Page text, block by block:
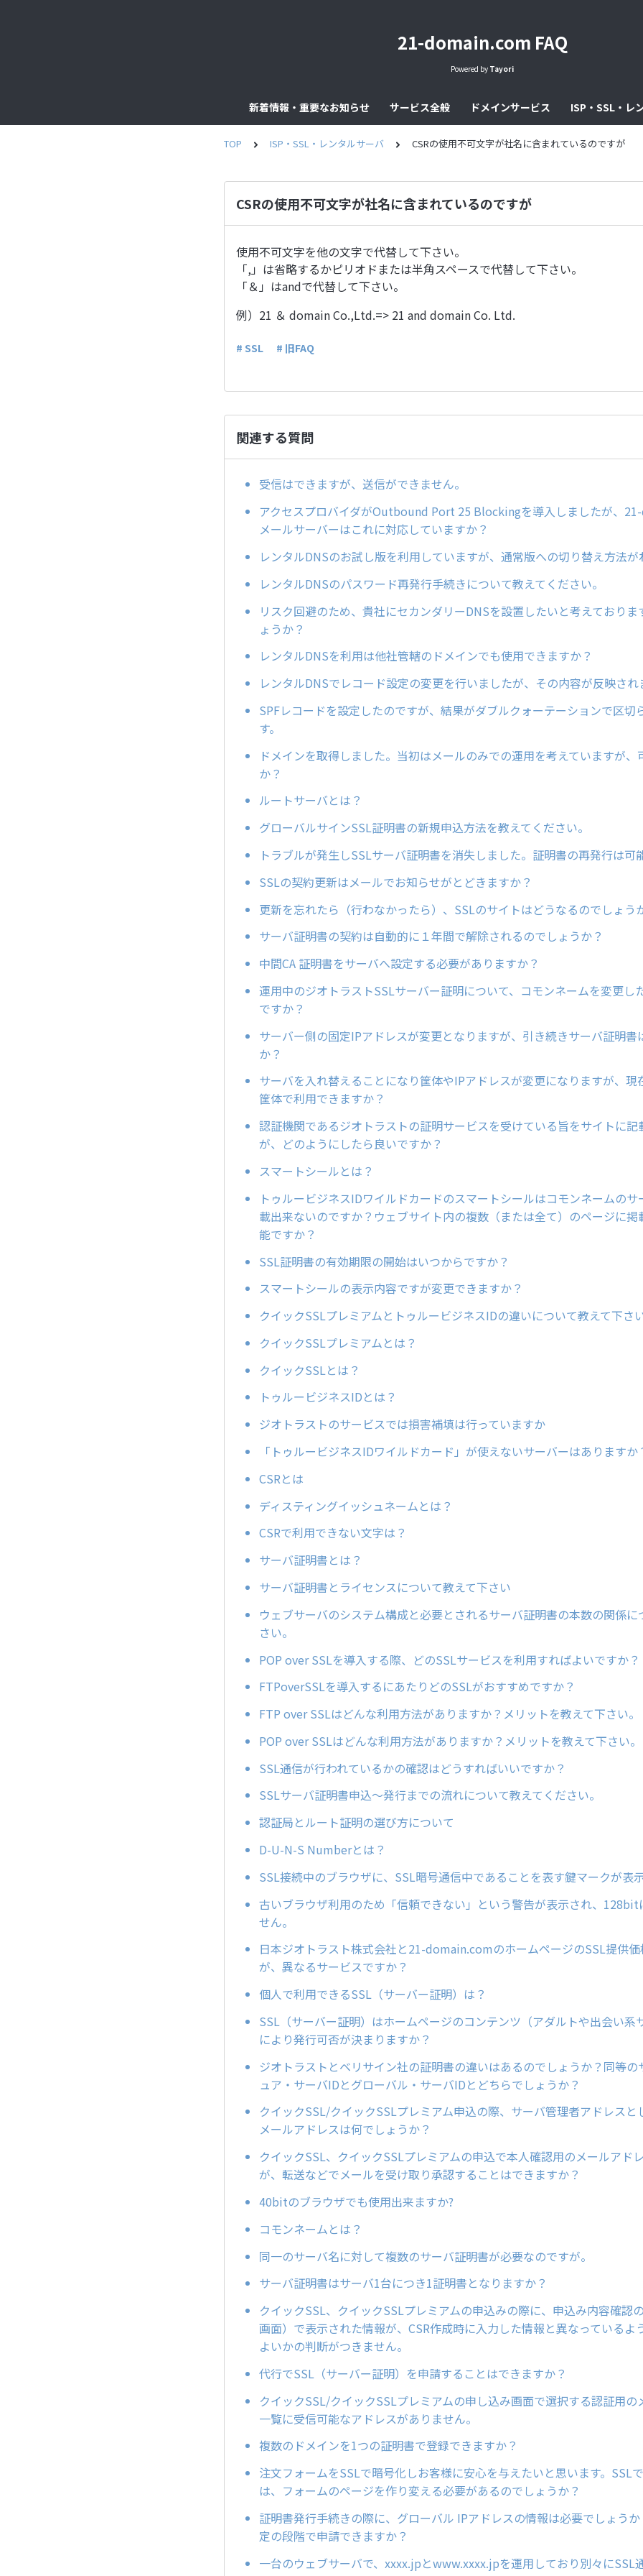
21-domain.com FAQ
Powered by Tayori
新着情報・重要なお知らせ サービス全般 ドメインサービス ISP・SSL・レ
TOP ISP・SSL・レンタルサーバ CSRの使用不可文字が社名に含まれているのですが
CSRの使用不可文字が社名に含まれているのですが
使用不可文字を他の文字で代替して下さい。
「,」は省略するかピリオドまたは半角スペースで代替して下さい。
「＆」はandで代替して下さい。
例）21 ＆ domain Co.,Ltd.=> 21 and domain Co. Ltd.
# SSL # 旧FAQ
関連する質問
受信はできますが、送信ができません。
アクセスプロバイダがOutbound Port 25 Blockingを導入しましたが、
メールサーバーはこれに対応していますか？
レンタルDNSのお試し版を利用していますが、通常版への切り替え方法
レンタルDNSのパスワード再発行手続きについて教えてください。
リスク回避のため、貴社にセカンダリーDNSを設置したいと考えており
ょうか？
レンタルDNSを利用は他社管轄のドメインでも使用できますか？
レンタルDNSでレコード設定の変更を行いましたが、その内容が反映され
SPFレコードを設定したのですが、結果がダブルクォーテーションで区切
す。
ドメインを取得しました。当初はメールのみでの運用を考えていますが、
か？
ルートサーバとは？
グローバルサインSSL証明書の新規申込方法を教えてください。
トラブルが発生しSSLサーバ証明書を消失しました。証明書の再発行は可
SSLの契約更新はメールでお知らせがとどきますか？
更新を忘れたら（行わなかったら）、SSLのサイトはどうなるのでしょう
サーバ証明書の契約は自動的に１年間で解除されるのでしょうか？
中間CA 証明書をサーバへ設定する必要がありますか？
運用中のジオトラストSSLサーバー証明について、コモンネームを変更し
ですか？
サーバー側の固定IPアドレスが変更となりますが、引き続きサーバ証明書
か？
サーバを入れ替えることになり筐体やIPアドレスが変更になりますが、現
筐体で利用できますか？
認証機関であるジオトラストの証明サービスを受けている旨をサイトに記
が、どのようにしたら良いですか？
スマートシールとは？
トゥルービジネスIDワイルドカードのスマートシールはコモンネームの
載出来ないのですか？ウェブサイト内の複数（または全て）のページに掲
能ですか？
SSL証明書の有効期限の開始はいつからですか？
スマートシールの表示内容ですが変更できますか？
クイックSSLプレミアムとトゥルービジネスIDの違いについて教えて下さ
クイックSSLプレミアムとは？
クイックSSLとは？
トゥルービジネスIDとは？
ジオトラストのサービスでは損害補填は行っていますか
「トゥルービジネスIDワイルドカード」が使えないサーバーはありますか
CSRとは
ディスティングイッシュネームとは？
CSRで利用できない文字は？
サーバ証明書とは？
サーバ証明書とライセンスについて教えて下さい
ウェブサーバのシステム構成と必要とされるサーバ証明書の本数の関係に
さい。
POP over SSLを導入する際、どのSSLサービスを利用すればよいですか？
FTPoverSSLを導入するにあたりどのSSLがおすすめですか？
FTP over SSLはどんな利用方法がありますか？メリットを教えて下さい。
POP over SSLはどんな利用方法がありますか？メリットを教えて下さい。
SSL通信が行われているかの確認はどうすればいいですか？
SSLサーバ証明書申込～発行までの流れについて教えてください。
認証局とルート証明の選び方について
D-U-N-S Numberとは？
SSL接続中のブラウザに、SSL暗号通信中であることを表す鍵マークが表
古いブラウザ利用のため「信頼できない」という警告が表示され、128bit
せん。
日本ジオトラスト株式会社と21-domain.comのホームページのSSL提供
が、異なるサービスですか？
個人で利用できるSSL（サーバー証明）は？
SSL（サーバー証明）はホームページのコンテンツ（アダルトや出会い系
により発行可否が決まりますか？
ジオトラストとベリサイン社の証明書の違いはあるのでしょうか？同等の
ュア・サーバIDとグローバル・サーバIDとどちらでしょうか？
クイックSSL/クイックSSLプレミアム申込の際、サーバ管理者アドレスと
メールアドレスは何でしょうか？
クイックSSL、クイックSSLプレミアムの申込で本人確認用のメールアド
が、転送などでメールを受け取り承認することはできますか？
40bitのブラウザでも使用出来ますか?
コモンネームとは？
同一のサーバ名に対して複数のサーバ証明書が必要なのですが。
サーバ証明書はサーバ1台につき1証明書となりますか？
クイックSSL、クイックSSLプレミアムの申込みの際に、申込み内容確認
画面）で表示された情報が、CSR作成時に入力した情報と異なっているよ
よいかの判断がつきません。
代行でSSL（サーバー証明）を申請することはできますか？
クイックSSL/クイックSSLプレミアムの申し込み画面で選択する認証用の
一覧に受信可能なアドレスがありません。
複数のドメインを1つの証明書で登録できますか？
注文フォームをSSLで暗号化しお客様に安心を与えたいと思います。SSL
は、フォームのページを作り変える必要があるのでしょうか？
証明書発行手続きの際に、グローバル IPアドレスの情報は必要でしょう
定の段階で申請できますか？
一台のウェブサーバで、xxxx.jpとwww.xxxx.jpを運用しており別々にSSL